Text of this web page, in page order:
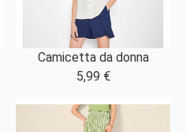
Camicetta da donna
5,99 €